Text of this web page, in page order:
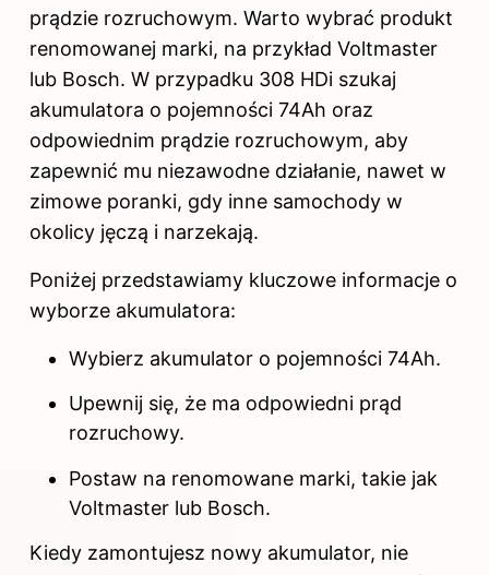
prądzie rozruchowym. Warto wybrać produkt
renomowanej marki, na przykład Voltmaster
lub Bosch. W przypadku 308 HDi szukaj
akumulatora o pojemności 74Ah oraz
odpowiednim prądzie rozruchowym, aby
zapewnić mu niezawodne działanie, nawet w
zimowe poranki, gdy inne samochody w
okolicy jęczą i narzekają.
Poniżej przedstawiamy kluczowe informacje o
wyborze akumulatora:
Wybierz akumulator o pojemności 74Ah.
Upewnij się, że ma odpowiedni prąd
rozruchowy.
Postaw na renomowane marki, takie jak
Voltmaster lub Bosch.
Kiedy zamontujesz nowy akumulator, nie